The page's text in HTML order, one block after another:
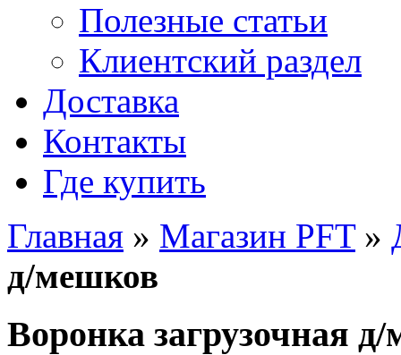
Полезные статьи
Клиентский раздел
Доставка
Контакты
Где купить
Главная » Магазин PFT»
д/мешков
Воронка загрузочная